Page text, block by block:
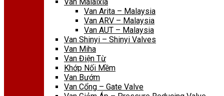
Van Arita – Malaysia
Van ARV – Malaysia
Van AUT – Malaysia
Van Shinyi – Shinyi Valves
Van Miha
Van Điện Từ
Khớp Nối Mềm
Van Bướm
Van Cổng – Gate Valve